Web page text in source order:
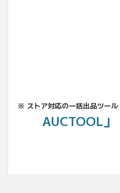
※ ストア対応の一括出品ツール
AUCTOOL」